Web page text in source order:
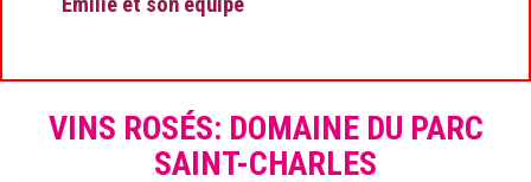
VINS ROSÉS: DOMAINE DU PARC
SAINT-CHARLES